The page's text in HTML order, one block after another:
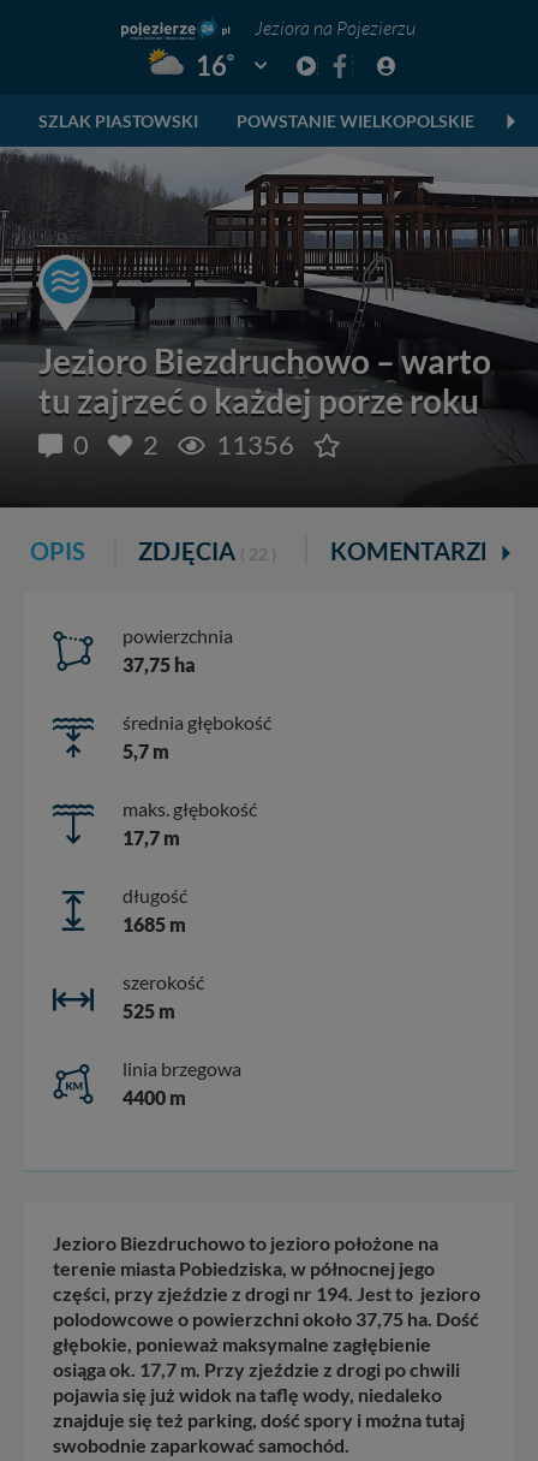
Jeziora na Pojezierzu
16° Pogoda: Gniezno
SZLAK PIASTOWSKI POWSTANIE WIELKOPOLSKIE
Jezioro Biezdruchowo – warto
tu zajrzeć o każdej porze roku
0 2 11356
OPIS ZDJĘCIA ( 22 ) KOMENTARZE
powierzchnia
37,75 ha
średnia głębokość
5,7 m
maks. głębokość
17,7 m
długość
1685 m
szerokość
525 m
linia brzegowa
4400 m
Jezioro Biezdruchowo to jezioro położone na
terenie miasta Pobiedziska, w północnej jego
części, przy zjeździe z drogi nr 194. Jest to jezioro
polodowcowe o powierzchni około 37,75 ha. Dość
głębokie, ponieważ maksymalne zagłębienie
osiąga ok. 17,7 m. Przy zjeździe z drogi po chwili
pojawia się już widok na taflę wody, niedaleko
znajduje się też parking, dość spory i można tutaj
swobodnie zaparkować samochód.